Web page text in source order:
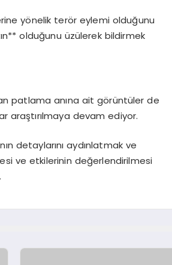
yönelik terör eylemi olduğunu
olduğunu üzülerek bildirmek
patlama anına ait görüntüler de
araştırılmaya devam ediyor.
detaylarını aydınlatmak ve
ve etkilerinin değerlendirilmesi